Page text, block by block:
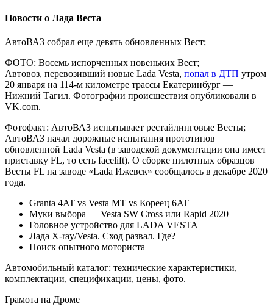
Новости о Лада Веста
АвтоВАЗ собрал еще девять обновленных Вест;
ФОТО: Восемь испорченных новеньких Вест;
Автовоз, перевозивший новые Lada Vesta, попал в ДТП утром
20 января на 114-м километре трассы Екатеринбург —
Нижний Тагил. Фотографии происшествия опубликовали в
VK.com.
Фотофакт: АвтоВАЗ испытывает рестайлинговые Весты;
АвтоВАЗ начал дорожные испытания прототипов
обновленной Lada Vesta (в заводской документации она имеет
приставку FL, то есть facelift). О сборке пилотных образцов
Весты FL на заводе «Lada Ижевск» сообщалось в декабре 2020
года.
Granta 4AT vs Vesta MT vs Кореец 6AT
Муки выбора — Vesta SW Cross или Rapid 2020
Головное устройство для LADA VESTA
Лада X-ray/Vesta. Сход развал. Где?
Поиск опытного моториста
Автомобильный каталог: технические характеристики,
комплектации, спецификации, цены, фото.
Грамота на Дроме